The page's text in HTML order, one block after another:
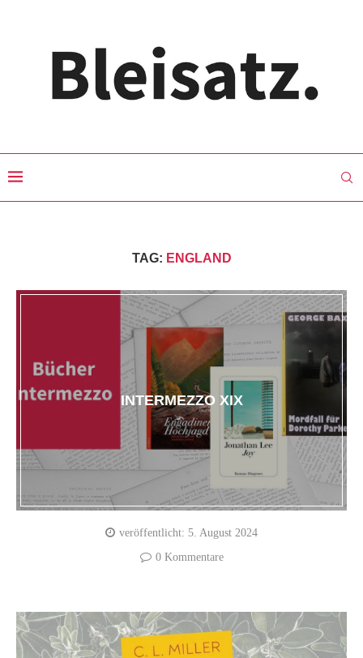
TAG: ENGLAND
INTERMEZZO XIX
veröffentlicht: 5. August 2024
0 Kommentare